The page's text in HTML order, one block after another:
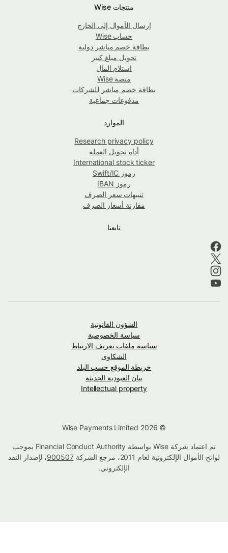
منتجات Wise
إرسال الأموال إلى الخارج
حساب Wise
بطاقة خصم مباشر دولية
تحويل مبلغ كبير
استلام المال
منصة Wise
بطاقة خصم مباشر للشركات
مدفوعات جماعية
الموارد
Research privacy policy
أداة تحويل العملة
International stock ticker
رموز Swift/IC
رموز IBAN
تنبيهات سعر الصرف
مقارنة أسعار الصرف
تابعنا
الشؤون القانونية
سياسة الخصوصية
سياسة ملفات تعريف الارتباط
الشكاوى
خريطة الموقع حسب البلد
بيان العبودية الحديثة
Intellectual property
تم اعتماد شركة Wise بواسطة Financial Conduct Authority بموجب
لوائح الأموال الإلكترونية لعام 2011، مرجع الشركة
900507، لإصدار النقد
الإلكتروني.